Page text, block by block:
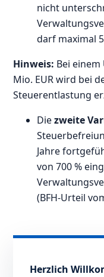
nicht
darf maximal
Hinweis: Bei
Mio. EUR wird bei
Steuerentlastung
Diezweite
Jahre
von 700 %
(BFH-Urteil
Herzlich